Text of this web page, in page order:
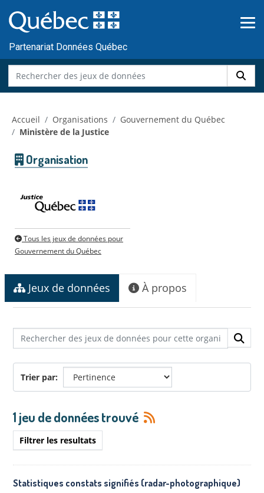
au
contenu
Partenariat Données Québec
Accueil Organisations
Gouvernement du Québec
Ministère de la Justice
Organisation
Tous les jeux de données pour
Gouvernement du Québec
Jeux de données À propos
Trier par
1 jeu de données trouvé
Filtrer les resultats
Statistiques constats signifiés (radar-photographique)